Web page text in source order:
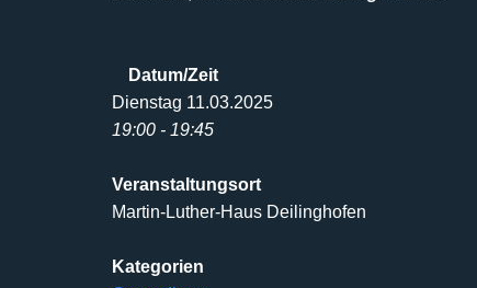
Datum/Zeit
Dienstag 11.03.2025
19:00 - 19:45
Veranstaltungsort
Martin-Luther-Haus Deilinghofen
Kategorien